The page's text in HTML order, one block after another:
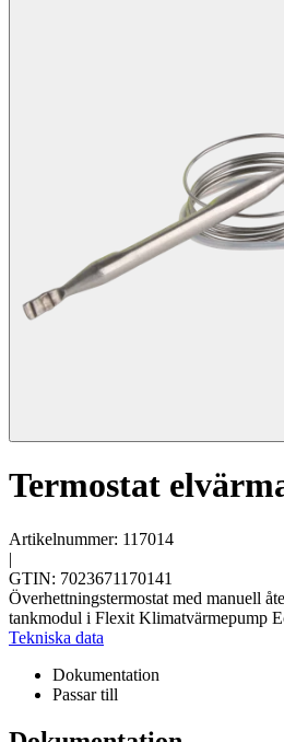
Termostat
Artikelnummer: 117014
|
GTIN: 7023671170141
Överhettningstermostat med manuell
tankmodul i Flexit Klimatvärmepump
Tekniska data
Dokumentation
Passar till